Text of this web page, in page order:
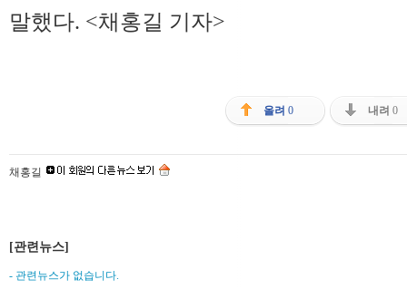
말했다. <채홍길 기자>
올려 0 내려 0
채홍길
[관련뉴스]
- 관련뉴스가 없습니다.